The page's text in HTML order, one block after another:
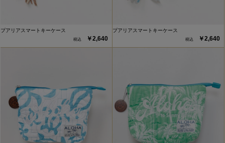
プアリアスマートキーケース
￥2,640
プアリアスマートキーケース
￥2,640